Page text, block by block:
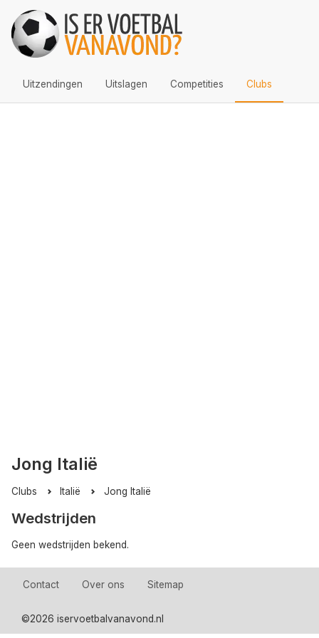
Uitzendingen Uitslagen Competities Clubs
Jong Italië
Clubs Italië Jong Italië
Wedstrijden
Geen wedstrijden bekend.
Contact Over ons Sitemap
©2026 iservoetbalvanavond.nl